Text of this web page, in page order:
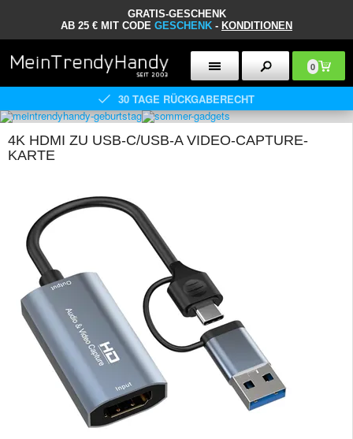
GRATIS-GESCHENK
AB 25 € MIT CODE GESCHENK - KONDITIONEN
0
30 TAGE RÜCKGABERECHT
4K HDMI ZU USB-C/USB-A VIDEO-CAPTURE-
KARTE